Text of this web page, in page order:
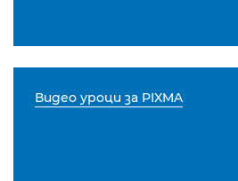
Видео уроци за PIXMA